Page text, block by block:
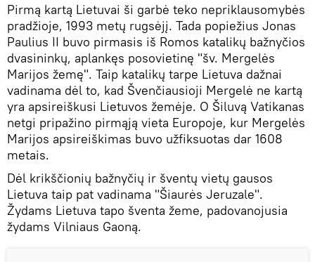
Pirmą kartą Lietuvai ši garbė teko nepriklausomybės
pradžioje, 1993 metų rugsėjį. Tada popiežius Jonas
Paulius II buvo pirmasis iš Romos katalikų bažnyčios
dvasininkų, aplankęs posovietinę "šv. Mergelės
Marijos žemę". Taip katalikų tarpe Lietuva dažnai
vadinama dėl to, kad Švenčiausioji Mergelė ne kartą
yra apsireiškusi Lietuvos žemėje. O Šiluvą Vatikanas
netgi pripažino pirmąją vieta Europoje, kur Mergelės
Marijos apsireiškimas buvo užfiksuotas dar 1608
metais.
Dėl krikščionių bažnyčių ir šventų vietų gausos
Lietuva taip pat vadinama "Šiaurės Jeruzale".
Žydams Lietuva tapo šventa žeme, padovanojusia
žydams Vilniaus Gaoną.